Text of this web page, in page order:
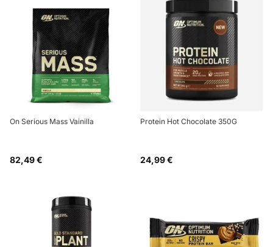
On Serious Mass Vainilla
82,49 €
Protein Hot Chocolate 350G
24,99 €